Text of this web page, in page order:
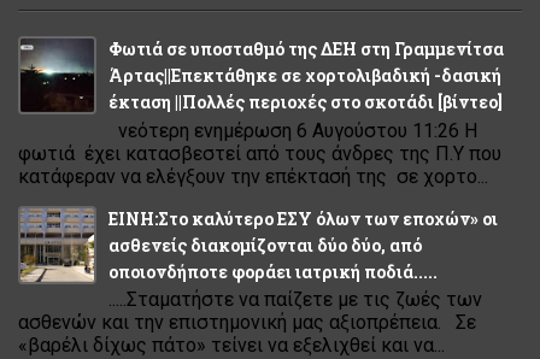
Φωτιά σε υποσταθμό της ΔΕΗ στη Γραμμενίτσα
Άρτας||Επεκτάθηκε σε χορτολιβαδική -δασική
έκταση ||Πολλές περιοχές στο σκοτάδι [βίντεο]
νεότερη ενημέρωση 6 Αυγούστου 11:26 Η
φωτιά έχει κατασβεστεί από τους άνδρες της Π.Υ που
κατάφεραν να ελέγξουν την επέκτασή της σε χορτο...
ΕΙΝΗ:Στο καλύτερο ΕΣΥ όλων των εποχών» οι
ασθενείς διακομίζονται δύο δύο, από
οποιονδήποτε φοράει ιατρική ποδιά.....
.....Σταματήστε να παίζετε με τις ζωές των
ασθενών και την επιστημονική μας αξιοπρέπεια. Σε
«βαρέλι δίχως πάτο» τείνει να εξελιχθεί και να...